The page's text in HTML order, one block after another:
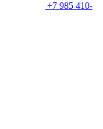
+7 985 410-